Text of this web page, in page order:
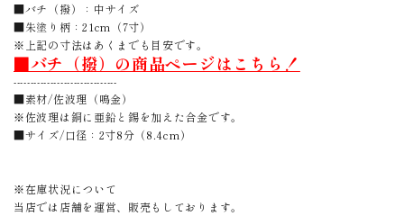
■バチ（撥）：中サイズ
■朱塗り柄：21cm（7寸）
※上記の寸法はあくまでも目安です。
■バチ（撥）の商品ページはこちら！
-------------------------------
■素材/佐波理（鳴金）
※佐波理は銅に亜鉛と錫を加えた合金です。
■サイズ/口径：2寸8分（8.4cm）
※在庫状況について
当店では店舗を運営、販売もしております。